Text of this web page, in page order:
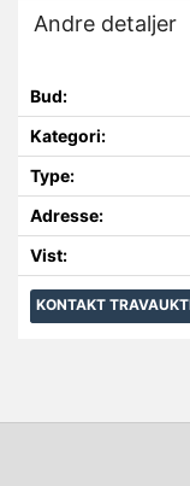
Andre detaljer
Bud:
Kategori:
Type:
Adresse:
Vist:
KONTAKT